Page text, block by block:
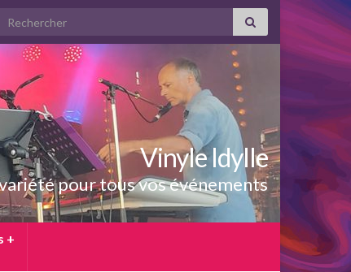
Search for:
Vinyle Idylle
pour tous vos événements
+